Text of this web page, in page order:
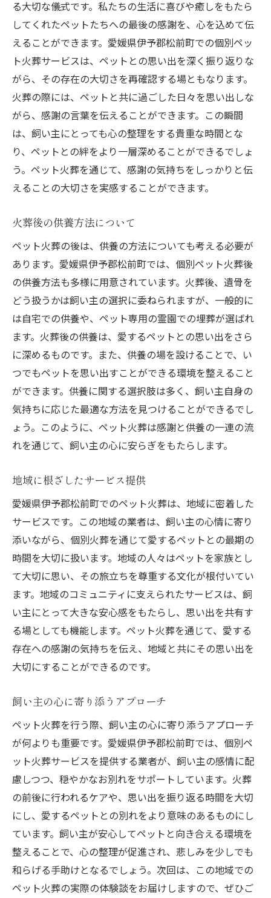
る大切な儀式です。私たちの生活に喜びや癒しをもたら
してくれたペットたちへの最後の感謝を、心を込めて伝
えることができます。愛媛県伊予郡松前町での個別ペッ
ト火葬サービスは、ペットとの思い出を深く振り返りな
がら、その存在の大切さを再確認する場ともなります。
火葬の際には、ペットと共に過ごした日々を思い出しな
がら、感謝の言葉を伝えることができます。この瞬間
は、飼い主にとっても心の整理をする貴重な時間とな
り、ペットとの絆をより一層深めることができるでしょ
う。ペット火葬を通じて、感謝の気持ちをしっかりと伝
えることの大切さを実感することができます。
火葬後の供養方法について
ペット火葬の後は、供養の方法についても考える必要が
あります。愛媛県伊予郡松前町では、個別ペット火葬後
の供養方法も多様に用意されています。火葬後、遺骨を
どう扱うかは飼い主の選択に委ねられますが、一般的に
は自宅での供養や、ペット専用の霊園での埋葬が選ばれ
ます。火葬後の供養は、愛するペットとの思い出をさら
に深めるものです。また、供養の場を設けることで、い
つでもペットを思い出すことができる環境を整えること
ができます。供養に関する選択肢は多く、飼い主自身の
気持ちに応じた最適な方法を見つけることができるでし
ょう。このように、ペット火葬は感謝と供養の一連の流
れを通じて、飼い主の心に安らぎをもたらします。
地域に根ざしたサービス提供
愛媛県伊予郡松前町でのペット火葬は、地域に密着した
サービスです。この地域の業者は、飼い主の心情に寄り
添いながら、個別火葬を通じて愛するペットとの最期の
時間を大切に扱います。地域の人々はペットを家族とし
て大切に思い、その旅立ちを尊重する文化が根付いてい
ます。地域のコミュニティに支えられたサービスは、飼
い主にとって大きな安心感をもたらし、思い出を共有す
る場としても機能します。ペット火葬を通じて、愛する
存在への感謝の気持ちを伝え、地域と共にその思い出を
大切にすることができるのです。
飼い主の心に寄り添うアプローチ
ペット火葬を行う際、飼い主の心に寄り添うアプローチ
が何よりも重要です。愛媛県伊予郡松前町では、個別ペ
ット火葬サービスを提供する業者が、飼い主の感情に配
慮しつつ、穏やかなお別れをサポートしています。火葬
の前後に行われるケアや、思い出を振り返る時間を大切
にし、愛するペットとの別れをより意味のあるものにし
ています。飼い主が安心してペットと向き合える環境を
整えることで、心の整理が促進され、悲しみを少しでも
和らげる手助けとなるでしょう。次回は、この地域での
ペット火葬の実際の体験談をお届けしますので、ぜひご